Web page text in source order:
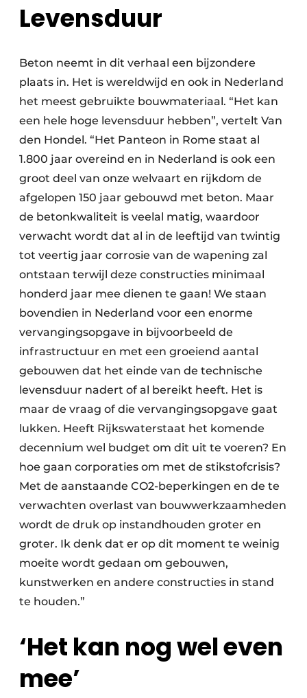
Levensduur
Beton neemt in dit verhaal een bijzondere
plaats in. Het is wereldwijd en ook in Nederland
het meest gebruikte bouwmateriaal. “Het kan
een hele hoge levensduur hebben”, vertelt Van
den Hondel. “Het Panteon in Rome staat al
1.800 jaar overeind en in Nederland is ook een
groot deel van onze welvaart en rijkdom de
afgelopen 150 jaar gebouwd met beton. Maar
de betonkwaliteit is veelal matig, waardoor
verwacht wordt dat al in de leeftijd van twintig
tot veertig jaar corrosie van de wapening zal
ontstaan terwijl deze constructies minimaal
honderd jaar mee dienen te gaan! We staan
bovendien in Nederland voor een enorme
vervangingsopgave in bijvoorbeeld de
infrastructuur en met een groeiend aantal
gebouwen dat het einde van de technische
levensduur nadert of al bereikt heeft. Het is
maar de vraag of die vervangingsopgave gaat
lukken. Heeft Rijkswaterstaat het komende
decennium wel budget om dit uit te voeren? En
hoe gaan corporaties om met de stikstofcrisis?
Met de aanstaande CO2-beperkingen en de te
verwachten overlast van bouwwerkzaamheden
wordt de druk op instandhouden groter en
groter. Ik denk dat er op dit moment te weinig
moeite wordt gedaan om gebouwen,
kunstwerken en andere constructies in stand
te houden.”
‘Het kan nog wel even
mee’